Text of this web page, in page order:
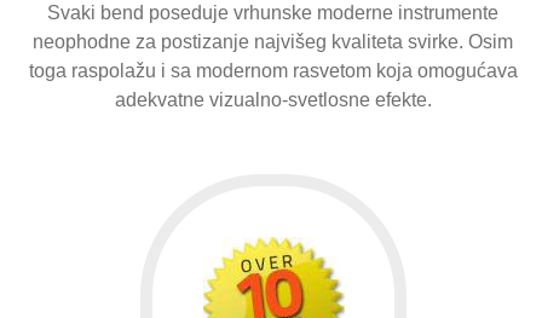
Svaki bend poseduje vrhunske moderne instrumente
neophodne za postizanje najvišeg kvaliteta svirke. Osim
toga raspolažu i sa modernom rasvetom koja omogućava
adekvatne vizualno-svetlosne efekte.